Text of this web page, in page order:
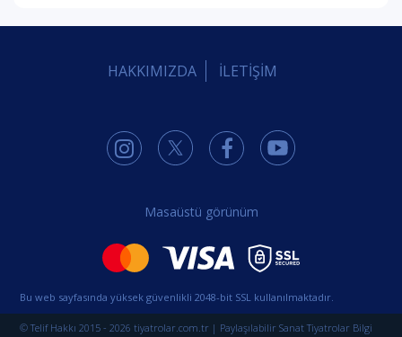
HAKKIMIZDA İLETİŞİM
Masaüstü görünüm
Bu web sayfasında yüksek güvenlikli 2048-bit SSL kullanılmaktadır.
© Telif Hakkı 2015 - 2026 tiyatrolar.com.tr | Paylaşılabilir Sanat Tiyatrolar Bilgi